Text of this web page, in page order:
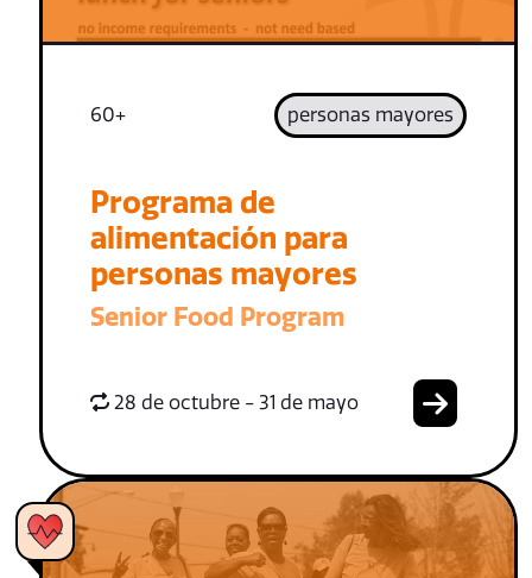
60+ personas mayores
Programa de
alimentación para
personas mayores
Senior Food Program
28 de octubre - 31 de mayo